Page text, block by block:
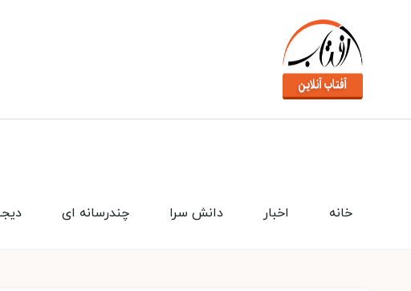
چندرسانه ای دانش سرا اخبار خانه